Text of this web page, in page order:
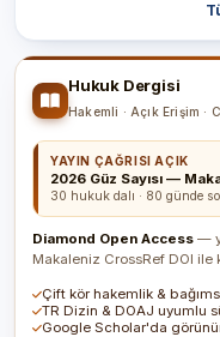
Hukuk Dergisi
Hakemli · Açık Erişim ·
YAYIN ÇAĞRISI AÇIK
2026 Güz Sayısı —
30 hukuk dalı · 80 günde
Diamond Open Access —
Makaleniz CrossRef DOI ile
Çift kör hakemlik &
TR Dizin & DOAJ uyumlu
Google Scholar'da